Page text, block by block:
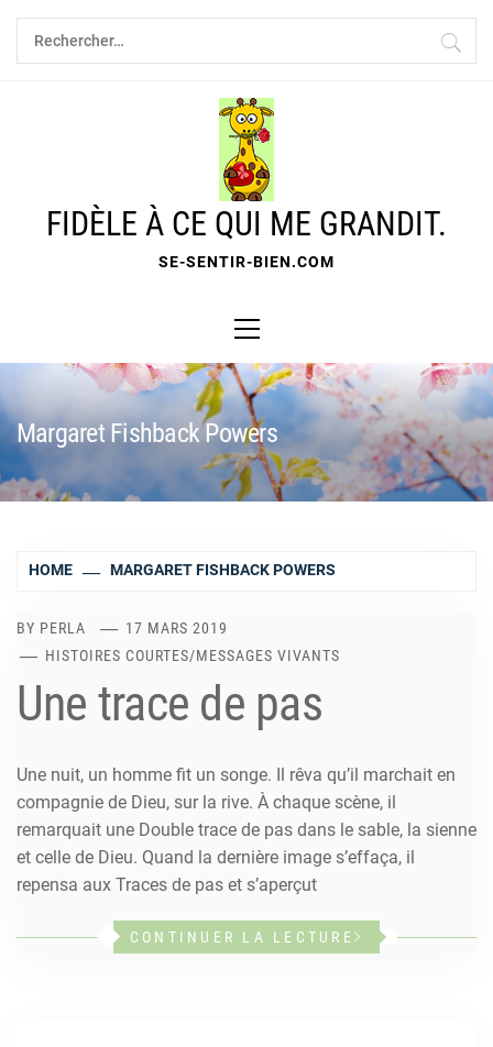
Skip
content
Rechercher :
FIDÈLE À CE QUI ME GRANDIT.
SE-SENTIR-BIEN.COM
Menu
Margaret Fishback Powers
HOME MARGARET FISHBACK POWERS
BY PERLA
17 MARS 2019
HISTOIRES COURTES/MESSAGES VIVANTS
Une trace de pas
Une nuit, un homme fit un songe. Il rêva qu’il marchait en
compagnie de Dieu, sur la rive. À chaque scène, il
remarquait une Double trace de pas dans le sable, la sienne
et celle de Dieu. Quand la dernière image s’effaça, il
repensa aux Traces de pas et s’aperçut
CONTINUER LA LECTURE